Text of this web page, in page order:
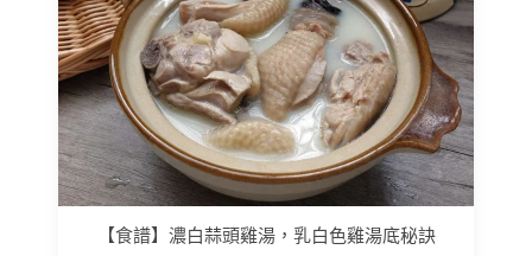
【食譜】濃白蒜頭雞湯，乳白色雞湯底秘訣